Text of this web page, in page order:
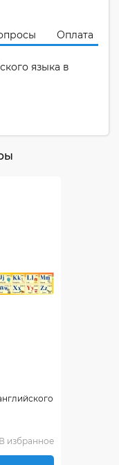
Оплата
языка в
В избранное